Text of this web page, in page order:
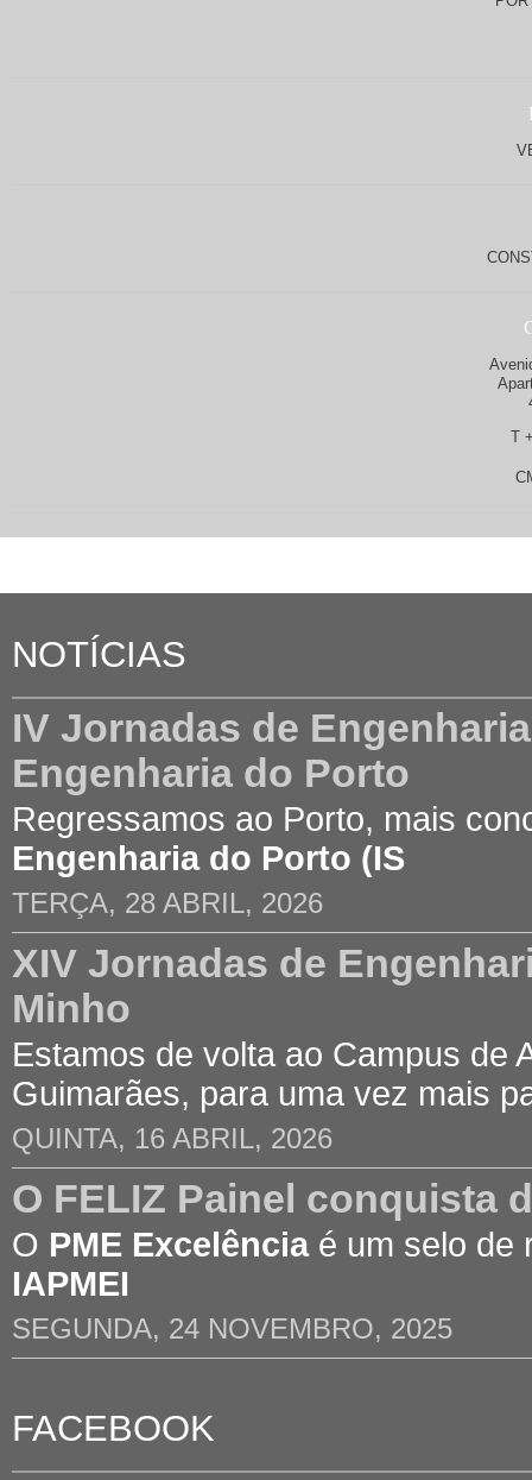
T
NOTÍCIAS
IV Jornadas de
Engenharia do Porto
Regressamos ao Porto, mais
Engenharia do Porto (IS
TERÇA, 28 ABRIL, 2026
XIV Jornadas de
Minho
Estamos de volta ao Campus de
Guimarães, para uma vez mais
QUINTA, 16 ABRIL, 2026
O FELIZ Painel conquista
O PME Excelênciaé um selo de
IAPMEI
SEGUNDA, 24 NOVEMBRO, 2025
FACEBOOK